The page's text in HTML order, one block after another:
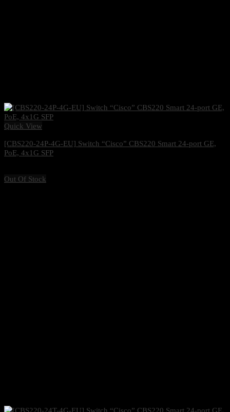
Quick View
[CBS220-24P-4G-EU] Switch “Cisco” CBS220 Smart 24-port GE,
PoE, 4x1G SFP
Out Of Stock